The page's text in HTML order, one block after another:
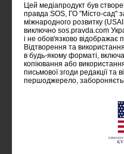
Цей медіапродукт був
правда SOS, ГО "Місто-сад"
міжнародного розвитку
виключно sos.pravda.com
i не обов'язково відображає
Відтворення та
в будь-якому форматі,
копіювання або
письмової згоди редакції та
першоджерело,